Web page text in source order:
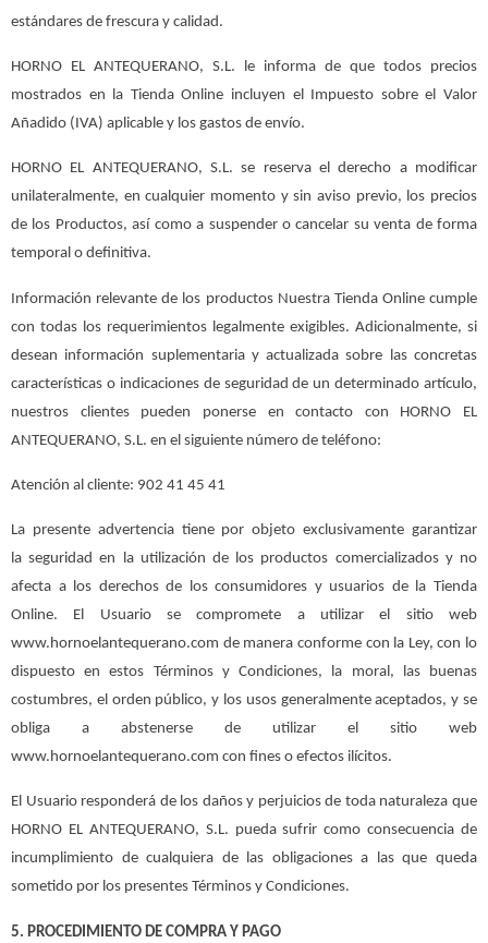
estándares de frescura y calidad.
HORNO EL ANTEQUERANO, S.L. le informa de que todos precios
mostrados en la Tienda Online incluyen el Impuesto sobre el Valor
Añadido (IVA) aplicable y los gastos de envío.
HORNO EL ANTEQUERANO, S.L. se reserva el derecho a modificar
unilateralmente, en cualquier momento y sin aviso previo, los precios
de los Productos, así como a suspender o cancelar su venta de forma
temporal o definitiva.
Información relevante de los productos Nuestra Tienda Online cumple
con todas los requerimientos legalmente exigibles. Adicionalmente, si
desean información suplementaria y actualizada sobre las concretas
características o indicaciones de seguridad de un determinado artículo,
nuestros clientes pueden ponerse en contacto con HORNO EL
ANTEQUERANO, S.L. en el siguiente número de teléfono:
Atención al cliente: 902 41 45 41
La presente advertencia tiene por objeto exclusivamente garantizar
la seguridad en la utilización de los productos comercializados y no
afecta a los derechos de los consumidores y usuarios de la Tienda
Online. El Usuario se compromete a utilizar el sitio web
www.hornoelantequerano.com de manera conforme con la Ley, con lo
dispuesto en estos Términos y Condiciones, la moral, las buenas
costumbres, el orden público, y los usos generalmente aceptados, y se
obliga a abstenerse de utilizar el sitio web
www.hornoelantequerano.com con fines o efectos ilícitos.
El Usuario responderá de los daños y perjuicios de toda naturaleza que
HORNO EL ANTEQUERANO, S.L. pueda sufrir como consecuencia de
incumplimiento de cualquiera de las obligaciones a las que queda
sometido por los presentes Términos y Condiciones.
5. PROCEDIMIENTO DE COMPRA Y PAGO